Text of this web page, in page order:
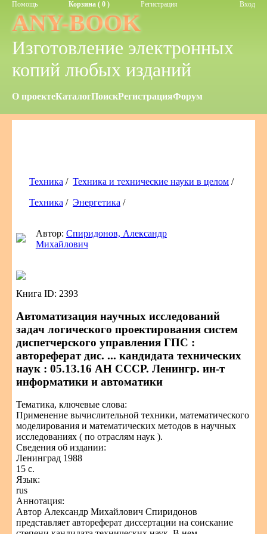
Помощь Корзина ( 0 ) Регистрация Вход
ANY-BOOK
Изготовление электронных
копий любых изданий
О проектеКаталогПоискРегистрацияФорум
Техника / Техника и технические науки в целом /
Техника / Энергетика /
Автор: Спиридонов, Александр
Михайлович
Книга ID: 2393
Автоматизация научных исследований
задач логического проектирования систем
диспетчерского управления ГПС :
автореферат дис. ... кандидата технических
наук : 05.13.16 АН СССР. Ленингр. ин-т
информатики и автоматики
Тематика, ключевые слова:
Применение вычислительной техники, математического
моделирования и математических методов в научных
исследованиях ( по отраслям наук ).
Сведения об издании:
Ленинград 1988
15 с.
Язык:
rus
Аннотация:
Автор Александр Михайлович Спиридонов
представляет автореферат диссертации на соискание